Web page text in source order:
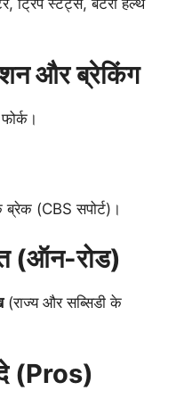
और ब्रेकिंग
(CBS सपोर्ट)।
(ऑन-रोड)
(राज्य और सब्सिडी के
(Pros)